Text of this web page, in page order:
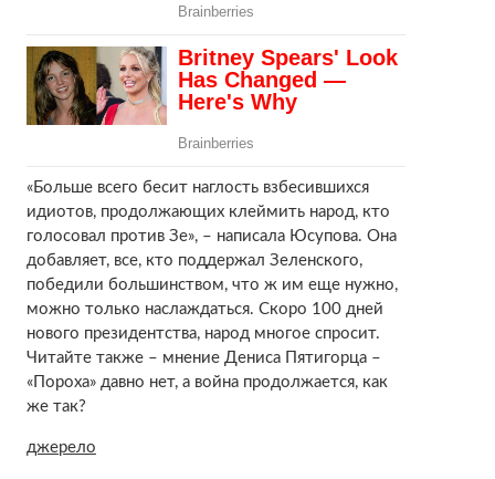
«Больше всего бесит наглость взбесившихся
идиотов, продолжающих клеймить народ, кто
голосовал против Зе», – написала Юсупова. Она
добавляет, все, кто поддержал Зеленского,
победили большинством, что ж им еще нужно,
можно только наслаждаться. Скоро 100 дней
нового президентства, народ многое спросит.
Читайте также – мнение Дениса Пятигорца –
«Пороха» давно нет, а война продолжается, как
же так?
джерело